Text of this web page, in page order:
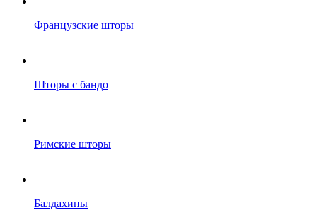
Французские шторы
Шторы с бандо
Римские шторы
Балдахины